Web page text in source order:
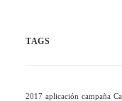
TAGS
2017 aplicación campaña